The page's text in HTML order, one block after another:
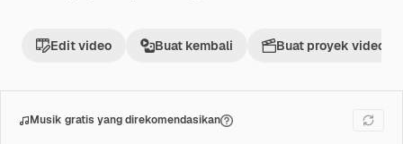
Edit video Buat kembali Buat proyek video
Musik gratis yang direkomendasikan